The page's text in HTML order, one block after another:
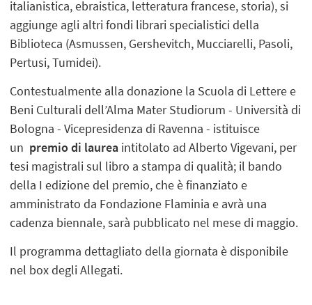
italianistica, ebraistica, letteratura francese, storia), si
aggiunge agli altri fondi librari specialistici della
Biblioteca (Asmussen, Gershevitch, Mucciarelli, Pasoli,
Pertusi, Tumidei).
Contestualmente alla donazione la Scuola di Lettere e
Beni Culturali dell’Alma Mater Studiorum - Università di
Bologna - Vicepresidenza di Ravenna - istituisce
un premio di laurea intitolato ad Alberto Vigevani, per
tesi magistrali sul libro a stampa di qualità; il bando
della I edizione del premio, che è finanziato e
amministrato da Fondazione Flaminia e avrà una
cadenza biennale, sarà pubblicato nel mese di maggio.
Il programma dettagliato della giornata è disponibile
nel box degli Allegati.